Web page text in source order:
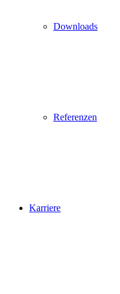
Downloads
Referenzen
Karriere